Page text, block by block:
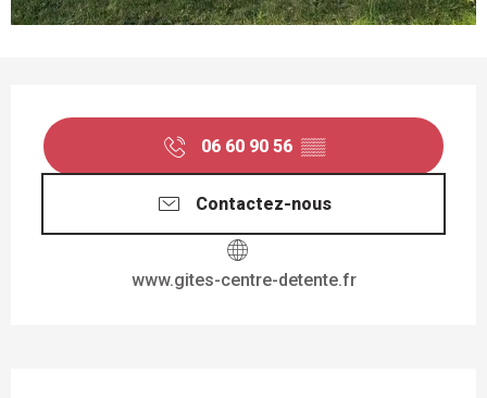
06 60 90 56 ▒▒
Contactez-nous
www.gites-centre-detente.fr